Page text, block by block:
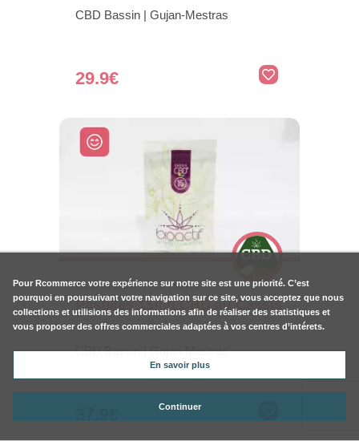
CBD Bassin | Gujan-Mestras
29.9€
GUJAN MESTRAS (33470)
Pastilles 15mg CBD au Cassis
CBD Bassin | Gujan-Mestras
Pour Rcommerce votre expérience sur notre site est une priorité. C’est
pourquoi en poursuivant votre navigation sur ce site, vous acceptez que nous
collections et utilisions des informations afin de réaliser des statistiques et
vous proposer des offres commerciales adaptées à vos centres d’intérets.
En savoir plus
Continuer